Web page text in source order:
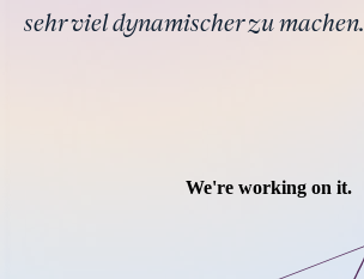
sehr viel dynamischer zu machen.